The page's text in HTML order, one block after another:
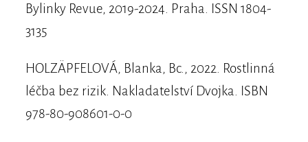
Bylinky Revue, 2019-2024. Praha. ISSN 1804-
3135
HOLZÄPFELOVÁ, Blanka, Bc., 2022. Rostlinná
léčba bez rizik. Nakladatelství Dvojka. ISBN
978-80-908601-0-0